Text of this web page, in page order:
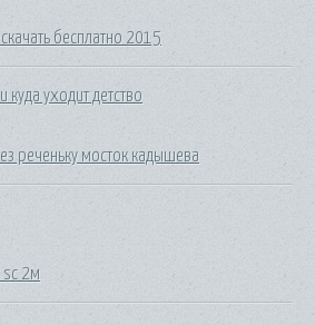
бесплатно 2015
куда уходит детство
реченьку мосток кадышева
sc 2м